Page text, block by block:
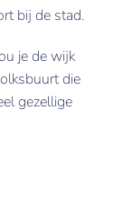
bij de stad.
je de wijk
die
gezellige